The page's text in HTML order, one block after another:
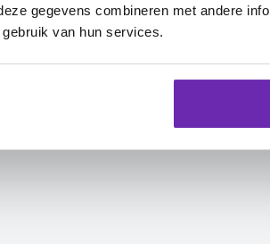
gegevens combineren met andere
van hun services.